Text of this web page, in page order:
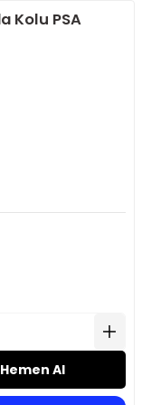
Kolu PSA
Hemen Al